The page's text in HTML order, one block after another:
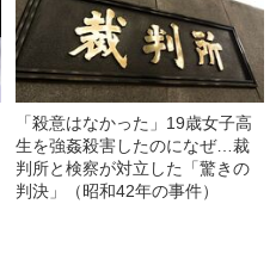
「殺意はなかった」19歳女子高
生を強姦殺害したのになぜ…裁
判所と検察が対立した「驚きの
判決」（昭和42年の事件）